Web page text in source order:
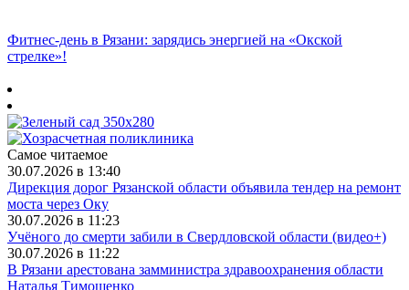
Фитнес‑день в Рязани: зарядись энергией на «Окской
стрелке»!
Самое читаемое
30.07.2026 в 13:40
Дирекция дорог Рязанской области объявила тендер на ремонт
моста через Оку
30.07.2026 в 11:23
Учёного до смерти забили в Свердловской области (видео+)
30.07.2026 в 11:22
В Рязани арестована замминистра здравоохранения области
Наталья Тимошенко